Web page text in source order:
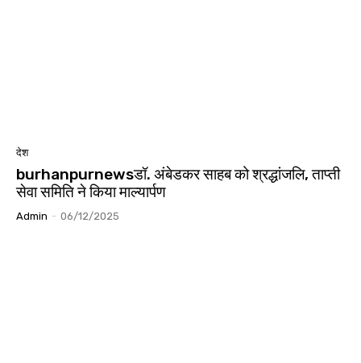
देश
burhanpurnewsडॉ. अंबेडकर साहब को श्रद्धांजलि, ताप्ती
सेवा समिति ने किया माल्यार्पण
Admin - 06/12/2025